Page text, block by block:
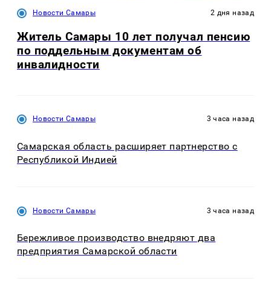
Новости Самары 2 дня назад
Житель Самары 10 лет получал пенсию
по поддельным документам об
инвалидности
Новости Самары 3 часа назад
Самарская область расширяет партнерство с
Республикой Индией
Новости Самары 3 часа назад
Бережливое производство внедряют два
предприятия Самарской области